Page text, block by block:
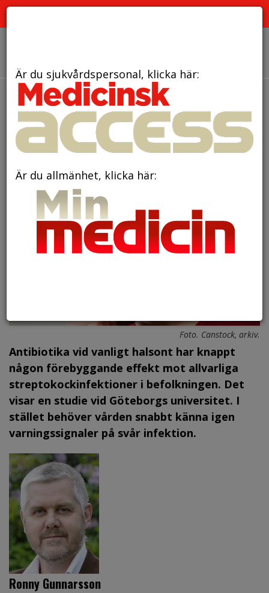
den 3 juni 2026
Antibiotika vid halsont
har liten effekt på
smittspridning av
streptokocker
Foto. Canstock, arkiv.
Antibiotika vid vanligt halsont har knappt
någon förebyggande effekt mot allvarliga
streptokockinfektioner i befolkningen. Det
visar en studie vid Göteborgs universitet. I
stället behöver vården snabbt känna igen
varningssignaler på svår infektion.
Ronny Gunnarsson
Är du sjukvårdspersonal, klicka här:
Är du allmänhet, klicka här: